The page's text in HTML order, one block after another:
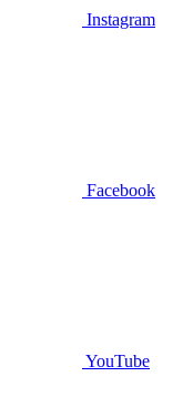
Instagram
Facebook
YouTube